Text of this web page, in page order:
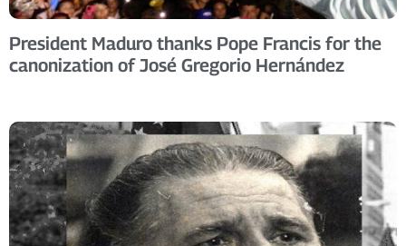
President Maduro thanks Pope Francis for the
canonization of José Gregorio Hernández